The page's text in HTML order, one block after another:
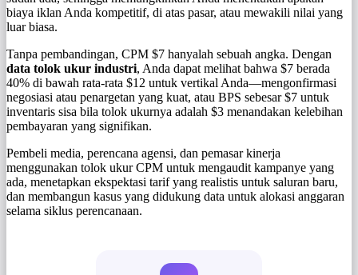
Jumlah tayangan
biaya iklan Anda kompetitif, di atas pasar, atau mewakili nilai yang
luar biasa.
Tanpa pembandingan, CPM $7 hanyalah sebuah angka. Dengan
data tolok ukur industri, Anda dapat melihat bahwa $7 berada
40% di bawah rata-rata $12 untuk vertikal Anda—mengonfirmasi
negosiasi atau penargetan yang kuat, atau BPS sebesar $7 untuk
inventaris sisa bila tolok ukurnya adalah $3 menandakan kelebihan
pembayaran yang signifikan.
Pembeli media, perencana agensi, dan pemasar kinerja
menggunakan tolok ukur CPM untuk mengaudit kampanye yang
ada, menetapkan ekspektasi tarif yang realistis untuk saluran baru,
dan membangun kasus yang didukung data untuk alokasi anggaran
selama siklus perencanaan.